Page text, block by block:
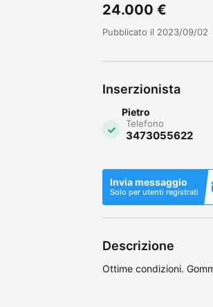
24.000 €
Pubblicato il 2023/09/02
Inserzionista
Pietro
Telefono
3473055622
Invia messaggio
Solo per utenti registrati
Descrizione
Ottime condizioni.